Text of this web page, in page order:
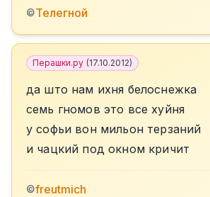
©Телегной
Перашки.ру (17.10.2012)
да што нам ихня белоснежка
семь гномов это все хуйня
у софьи вон мильон терзаний
и чацкий под окном кричит
©freutmich